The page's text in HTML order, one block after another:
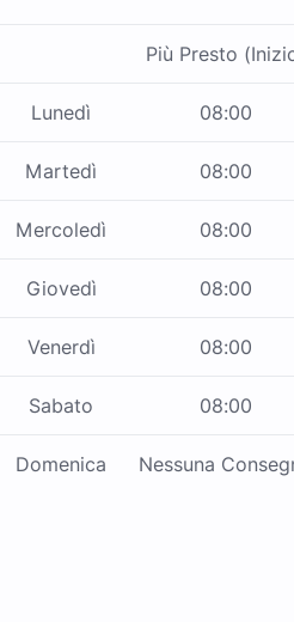
Più Presto
Lunedì 08:00
Martedì 08:00
Mercoledì 08:00
Giovedì 08:00
Venerdì 08:00
Sabato 08:00
Domenica Nessuna